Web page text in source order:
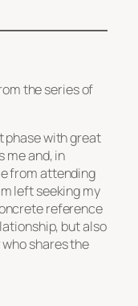
the series of
phase with great
me and, in
from attending
left seeking my
reference
but also
shares the